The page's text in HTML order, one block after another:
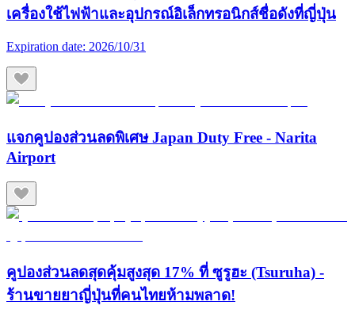
เครื่องใช้ไฟฟ้าและอุปกรณ์อิเล็กทรอนิกส์ชื่อดังที่ญี่ปุ่น
Expiration date: 2026/10/31
แจกคูปองส่วนลดพิเศษ Japan Duty Free - Narita
Airport
คูปองส่วนลดสุดคุ้มสูงสุด 17% ที่ ซูรูฮะ (Tsuruha) -
ร้านขายยาญี่ปุ่นที่คนไทยห้ามพลาด!